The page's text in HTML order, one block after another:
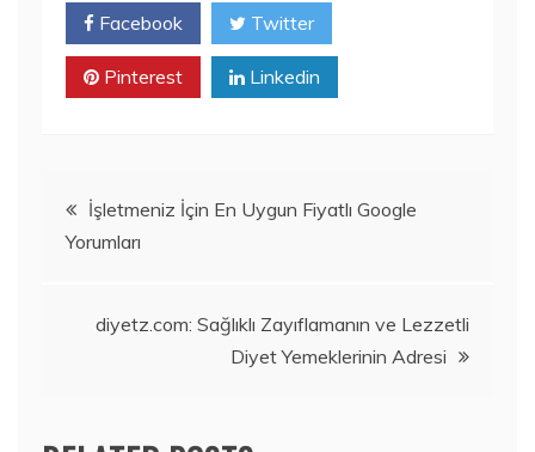
Facebook Twitter
Pinterest Linkedin
Yazı
gezinmesi
İşletmeniz İçin En Uygun Fiyatlı Google
Yorumları
diyetz.com: Sağlıklı Zayıflamanın ve Lezzetli
Diyet Yemeklerinin Adresi